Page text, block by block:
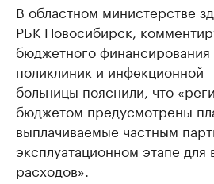
В областном министерстве
РБК Новосибирск,
бюджетного финансирования
поликлиник и инфекционной
больницы пояснили, что
бюджетом предусмотрены
выплачиваемые частным
эксплуатационном этапе
расходов».